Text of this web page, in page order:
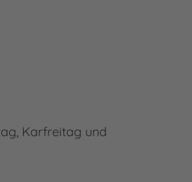
Karfreitag und